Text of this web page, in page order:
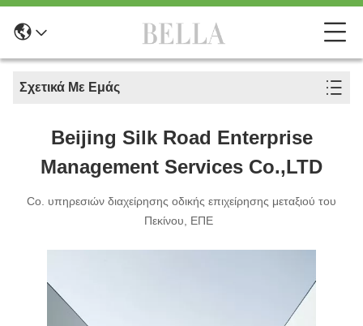
Σχετικά Με Εμάς
Beijing Silk Road Enterprise
Management Services Co.,LTD
Co. υπηρεσιών διαχείρησης οδικής επιχείρησης μεταξιού του